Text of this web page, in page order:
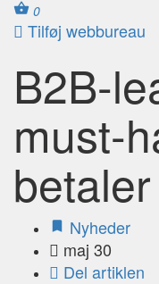
0
Tilføj webbureau
B2B-
must-
Nyheder
maj 30
Del artiklen